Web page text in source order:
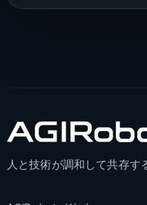
人と技術が調和して共存す